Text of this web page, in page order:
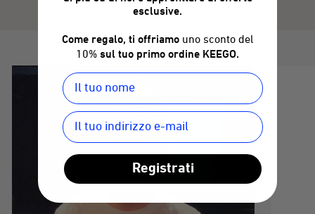
esclusive.
Come regalo, ti offriamo uno sconto del
10% sul tuo primo ordine KEEGO.
Registrati